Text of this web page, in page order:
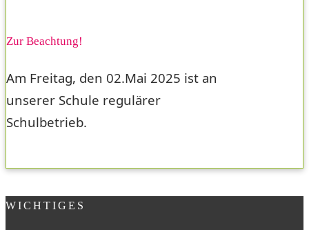
Zur Beachtung!
Am Freitag, den 02.Mai 2025 ist an
unserer Schule regulärer
Schulbetrieb.
WICHTIGES